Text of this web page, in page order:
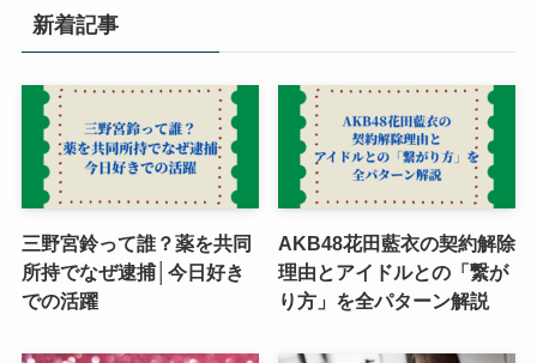
新着記事
三野宮鈴って誰？薬を共同
所持でなぜ逮捕│今日好き
での活躍
AKB48花田藍衣の契約解除
理由とアイドルとの「繋が
り方」を全パターン解説